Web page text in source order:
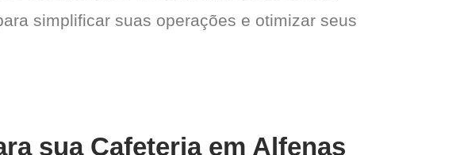
simplificar suas operações e otimizar seus
sua Cafeteria em Alfenas